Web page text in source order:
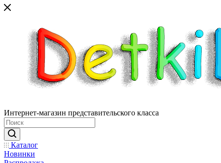
Интернет-магазин представительского класса
Каталог
Новинки